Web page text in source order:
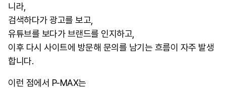
니라,
검색하다가 광고를 보고,
유튜브를 보다가 브랜드를 인지하고,
이후 다시 사이트에 방문해 문의를 남기는 흐름이 자주 발생
합니다.
이런 점에서 P-MAX는